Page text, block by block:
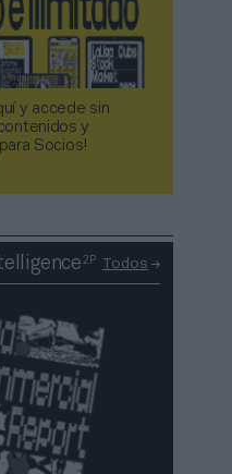
y accede sin
y
Socios!​​​​​​​
2P Todos